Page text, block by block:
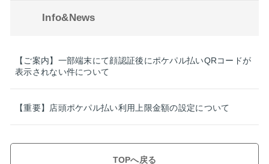
Info&News
【ご案内】一部端末にて顔認証後にポケパル払いQRコードが
表示されない件について
【重要】店頭ポケパル払い利用上限金額の設定について
TOPへ戻る